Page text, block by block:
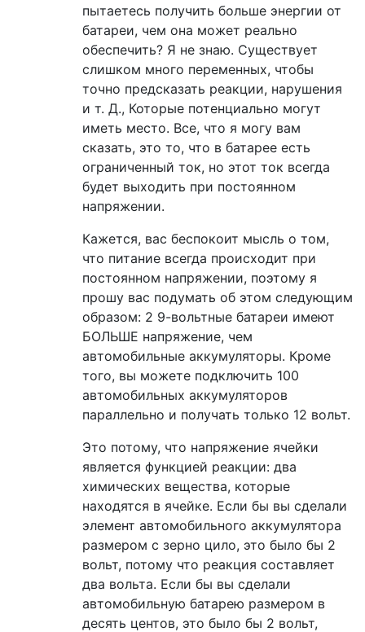
пытаетесь получить больше энергии от
батареи, чем она может реально
обеспечить? Я не знаю. Существует
слишком много переменных, чтобы
точно предсказать реакции, нарушения
и т. Д., Которые потенциально могут
иметь место. Все, что я могу вам
сказать, это то, что в батарее есть
ограниченный ток, но этот ток всегда
будет выходить при постоянном
напряжении.
Кажется, вас беспокоит мысль о том,
что питание всегда происходит при
постоянном напряжении, поэтому я
прошу вас подумать об этом следующим
образом: 2 9-вольтные батареи имеют
БОЛЬШЕ напряжение, чем
автомобильные аккумуляторы. Кроме
того, вы можете подключить 100
автомобильных аккумуляторов
параллельно и получать только 12 вольт.
Это потому, что напряжение ячейки
является функцией реакции: два
химических вещества, которые
находятся в ячейке. Если бы вы сделали
элемент автомобильного аккумулятора
размером с зерно цило, это было бы 2
вольт, потому что реакция составляет
два вольта. Если бы вы сделали
автомобильную батарею размером в
десять центов, это было бы 2 вольт,